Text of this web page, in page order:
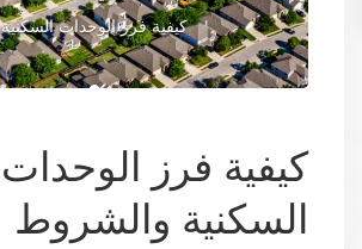
كيفية فرز الوحدات السكنية
كيفية فرز الوحدات
السكنية والشروط